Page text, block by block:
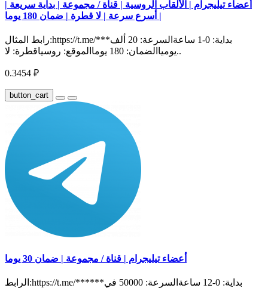
أعضاء تيليجرام | الألقاب الروسية | قناة / مجموعة | بداية سريعة |
أسرع سرعة | لا قطرة | ضمان 180 يوما |
رابط المثال:https://t.me/***بداية: 0-1 ساعةالسرعة: 20 ألف
يومياالضمان: 180 يوماالموقع: روسياقطرة: لا..
0.3454 ₽
button_cart
أعضاء تيليجرام | قناة / مجموعة | ضمان 30 يوما
الرابط:https://t.me/******بداية: 0-12 ساعةالسرعة: 50000 في